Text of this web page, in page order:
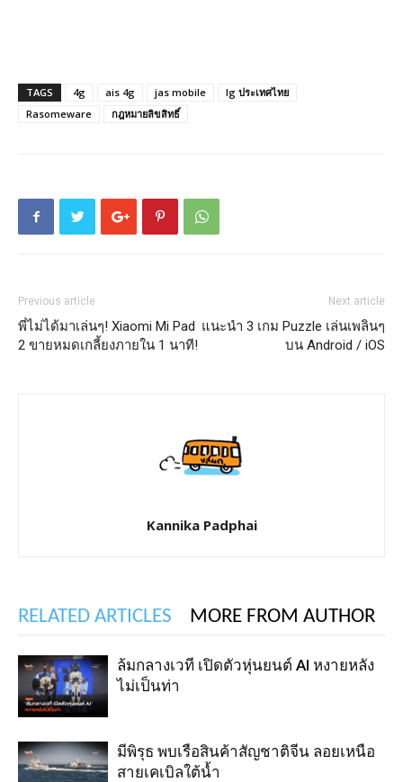
TAGS 4g ais 4g jas mobile
lg ประเทศไทย
Rasomeware
กฎหมายลิขสิทธิ์
Previous article
พี่ไม่ได้มาเล่นๆ! Xiaomi Mi Pad
2 ขายหมดเกลี้ยงภายใน 1 นาที!
Next article
แนะนำ 3 เกม Puzzle เล่นเพลินๆ
บน Android / iOS
Kannika Padphai
RELATED ARTICLES MORE FROM AUTHOR
ล้มกลางเวที เปิดตัวหุ่นยนต์ AI หงายหลัง
ไม่เป็นท่า
มีพิรุธ พบเรือสินค้าสัญชาติจีน ลอยเหนือ
สายเคเบิลใต้น้ำ